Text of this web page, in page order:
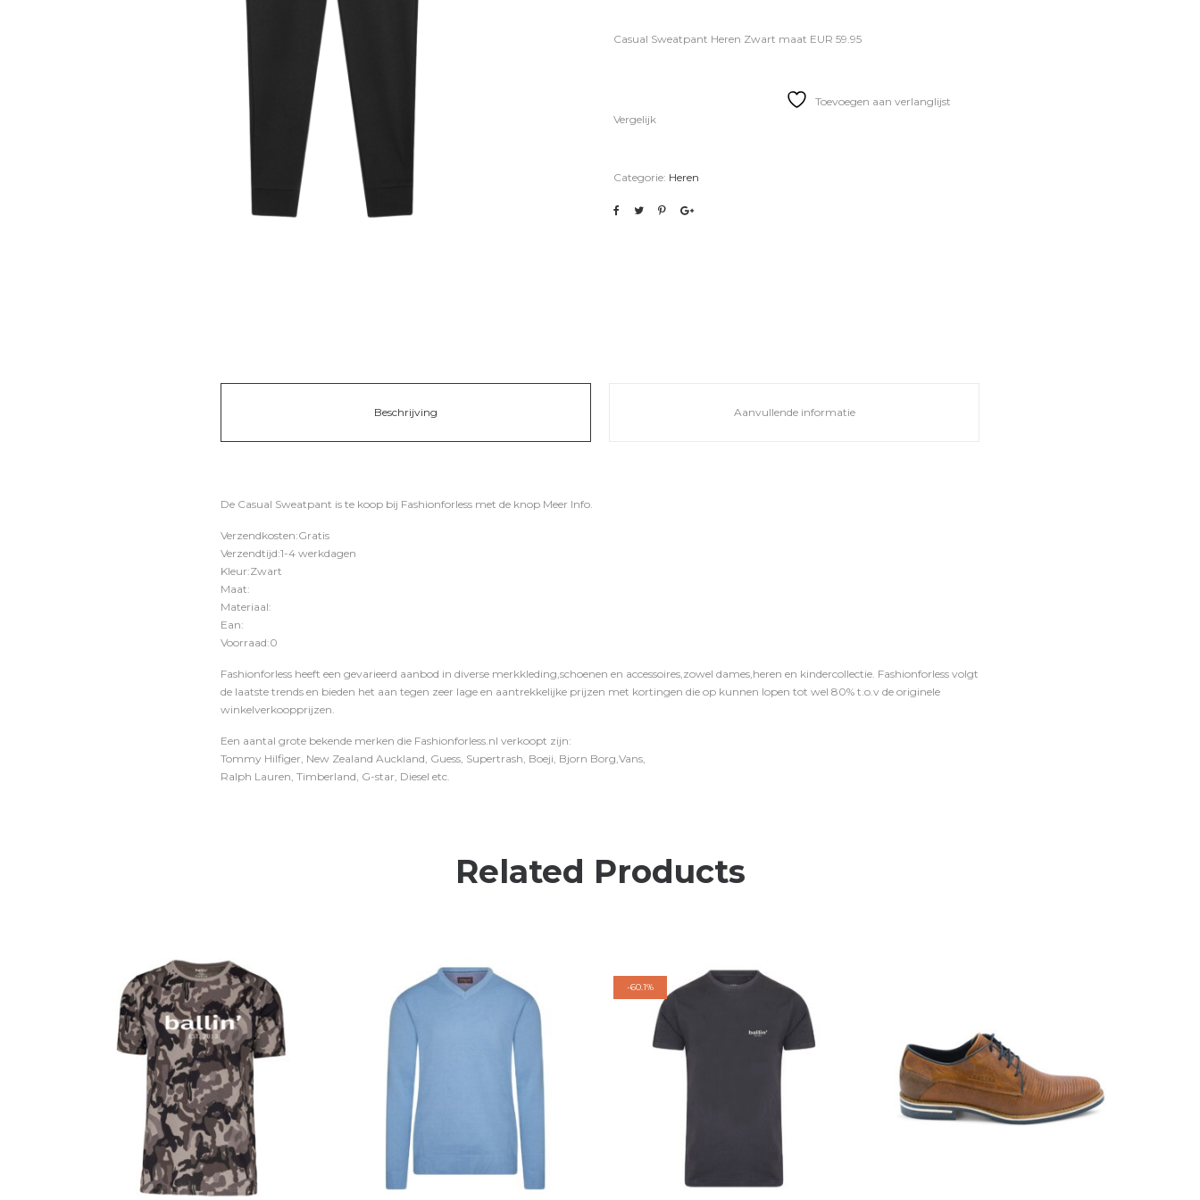
Casual Sweatpant Heren Zwart maat EUR 59.95
Toevoegen aan verlanglijst
Vergelijk
Categorie: Heren
Beschrijving Aanvullende informatie
De Casual Sweatpant is te koop bij Fashionforless met de knop Meer Info.
Verzendkosten:Gratis
Verzendtijd:1-4 werkdagen
Kleur:Zwart
Maat:
Materiaal:
Ean:
Voorraad:0
Fashionforless heeft een gevarieerd aanbod in diverse merkkleding,schoenen en accessoires,zowel dames,heren en kindercollectie. Fashionforless volgt
de laatste trends en bieden het aan tegen zeer lage en aantrekkelijke prijzen met kortingen die op kunnen lopen tot wel 80% t.o.v de originele
winkelverkoopprijzen.
Een aantal grote bekende merken die Fashionforless.nl verkoopt zijn:
Tommy Hilfiger, New Zealand Auckland, Guess, Supertrash, Boeji, Bjorn Borg,Vans,
Ralph Lauren, Timberland, G-star, Diesel etc.
Related Products
-60.1%